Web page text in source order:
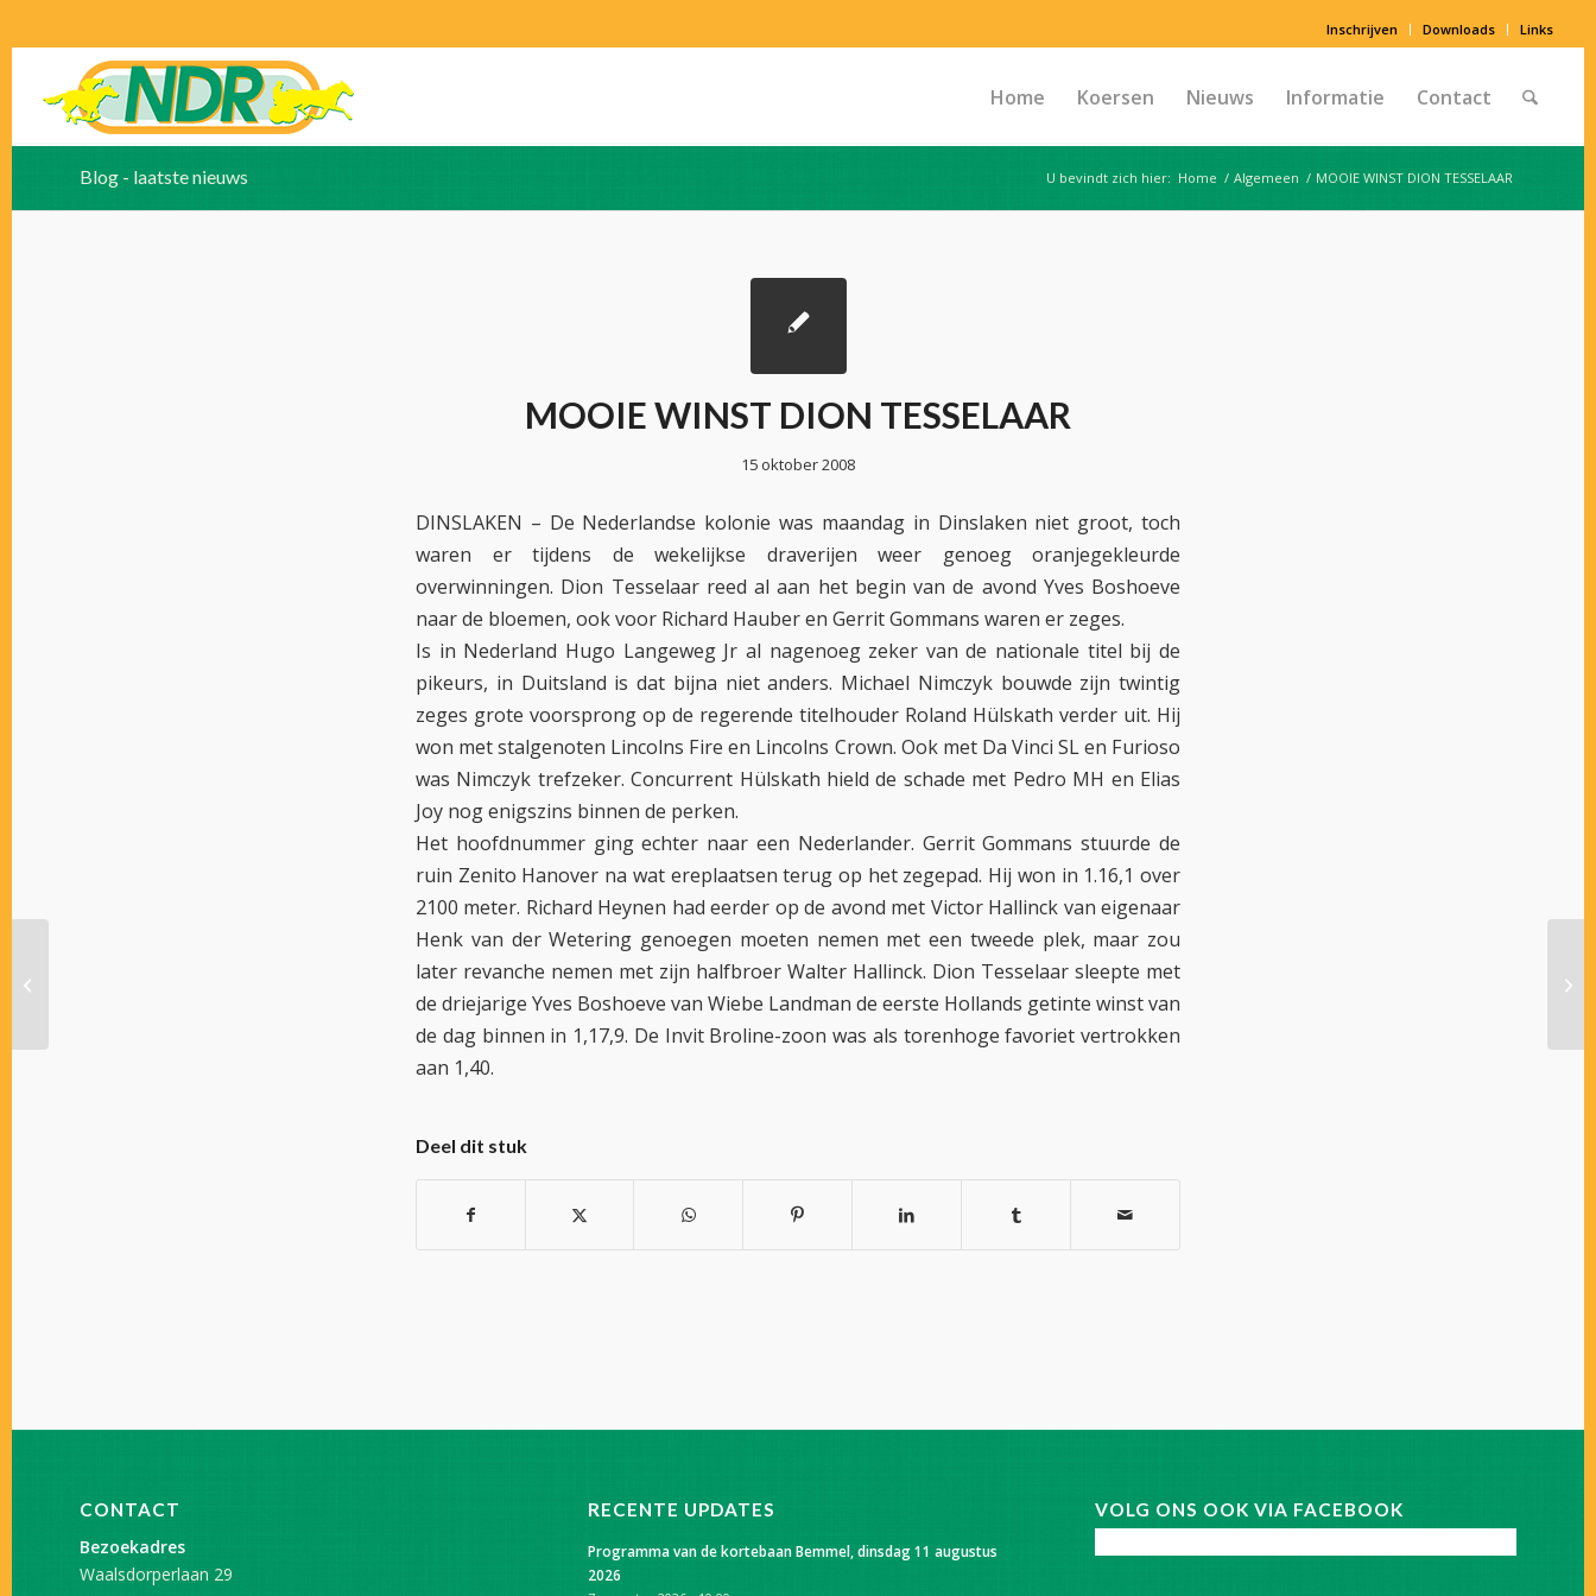
Inschrijven Downloads Links
Home Koersen Nieuws Informatie Contact
Blog - laatste nieuws U bevindt zich hier: Home / Algemeen / MOOIE WINST DION TESSELAAR
MOOIE WINST DION TESSELAAR
15 oktober 2008
DINSLAKEN – De Nederlandse kolonie was maandag in Dinslaken niet groot, toch
waren er tijdens de wekelijkse draverijen weer genoeg oranjegekleurde
overwinningen. Dion Tesselaar reed al aan het begin van de avond Yves Boshoeve
naar de bloemen, ook voor Richard Hauber en Gerrit Gommans waren er zeges.
Is in Nederland Hugo Langeweg Jr al nagenoeg zeker van de nationale titel bij de
pikeurs, in Duitsland is dat bijna niet anders. Michael Nimczyk bouwde zijn twintig
zeges grote voorsprong op de regerende titelhouder Roland Hülskath verder uit. Hij
won met stalgenoten Lincolns Fire en Lincolns Crown. Ook met Da Vinci SL en Furioso
was Nimczyk trefzeker. Concurrent Hülskath hield de schade met Pedro MH en Elias
Joy nog enigszins binnen de perken.
Het hoofdnummer ging echter naar een Nederlander. Gerrit Gommans stuurde de
ruin Zenito Hanover na wat ereplaatsen terug op het zegepad. Hij won in 1.16,1 over
2100 meter. Richard Heynen had eerder op de avond met Victor Hallinck van eigenaar
Henk van der Wetering genoegen moeten nemen met een tweede plek, maar zou
later revanche nemen met zijn halfbroer Walter Hallinck. Dion Tesselaar sleepte met
de driejarige Yves Boshoeve van Wiebe Landman de eerste Hollands getinte winst van
de dag binnen in 1,17,9. De Invit Broline-zoon was als torenhoge favoriet vertrokken
aan 1,40.
Deel dit stuk
CONTACT
Bezoekadres
Waalsdorperlaan 29
RECENTE UPDATES
Programma van de kortebaan Bemmel, dinsdag 11 augustus
2026
VOLG ONS OOK VIA FACEBOOK